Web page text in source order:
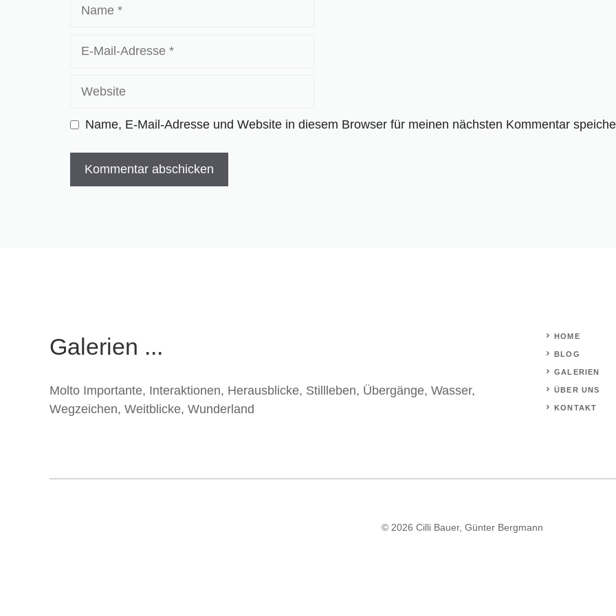
Name, E-Mail-Adresse und Website in diesem Browser für meinen nächsten Kommentar
Galerien ...
Molto Importante, Interaktionen, Herausblicke, Stillleben, Übergänge, Wasser,
Wegzeichen, Weitblicke, Wunderland
HOME
BLOG
GALERIEN
ÜBER UNS
KONTAKT
© 2026 Cilli Bauer, Günter Bergmann